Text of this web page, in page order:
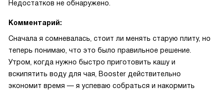
Недостатков не обнаружено.
Комментарий:
Сначала я сомневалась, стоит ли менять старую плиту, но
теперь понимаю, что это было правильное решение.
Утром, когда нужно быстро приготовить кашу и
вскипятить воду для чая, Booster действительно
экономит время — я успеваю собраться и накормить